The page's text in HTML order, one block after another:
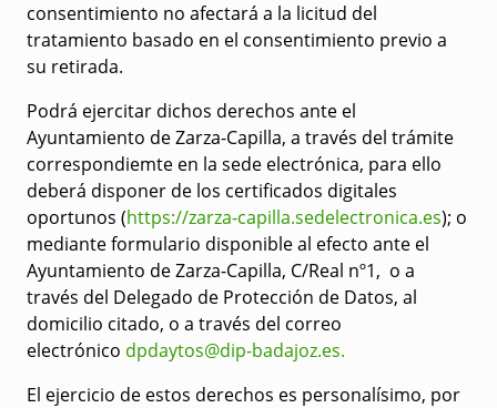
consentimiento no afectará a la licitud del
tratamiento basado en el consentimiento previo a
su retirada.
Podrá ejercitar dichos derechos ante el
Ayuntamiento de Zarza-Capilla, a través del trámite
correspondiemte en la sede electrónica, para ello
deberá disponer de los certificados digitales
oportunos (https://zarza-capilla.sedelectronica.es); o
mediante formulario disponible al efecto ante el
Ayuntamiento de Zarza-Capilla, C/Real nº1, o a
través del Delegado de Protección de Datos, al
domicilio citado, o a través del correo
electrónico dpdaytos@dip-badajoz.es.
El ejercicio de estos derechos es personalísimo, por